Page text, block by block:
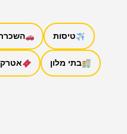
טיסות
בתי מלון